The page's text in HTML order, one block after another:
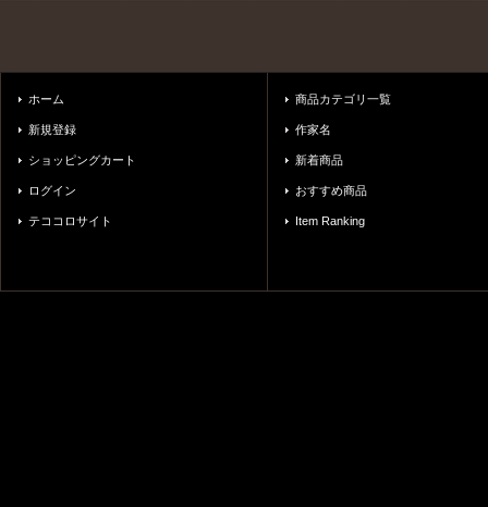
ホーム
新規登録
ショッピングカート
ログイン
テココロサイト
商品カテゴリ一覧
作家名
新着商品
おすすめ商品
Item Ranking